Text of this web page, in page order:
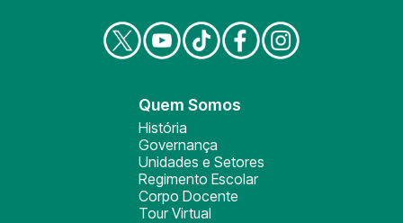
Quem Somos
História
Governança
Unidades e Setores
Regimento Escolar
Corpo Docente
Tour Virtual